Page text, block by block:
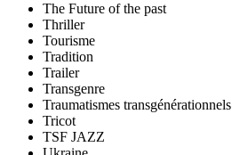
The Future of the past
Thriller
Tourisme
Tradition
Trailer
Transgenre
Traumatismes transgénérationnels
Tricot
TSF JAZZ